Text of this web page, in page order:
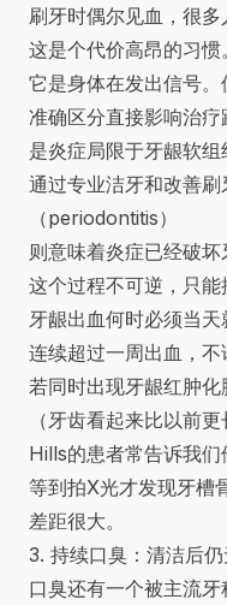
刷牙时偶尔见血，很多
这是个代价高昂的习惯
它是身体在发出信号。
准确区分直接影响治疗
是炎症局限于牙龈软组
通过专业洁牙和改善
（periodontitis）
则意味着炎症已经破坏
这个过程不可逆，只能
牙龈出血何时必须当天
连续超过一周出血，不
若同时出现牙龈红肿
（牙齿看起来比以前
Hills的患者常告诉我
等到拍X光才发现牙槽
差距很大。
3. 持续口臭：清洁后
口臭还有一个被主流牙